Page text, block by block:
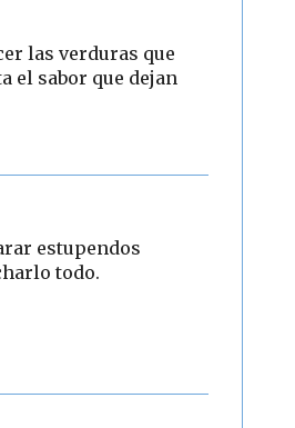
las verduras que
el sabor que dejan
estupendos
todo.